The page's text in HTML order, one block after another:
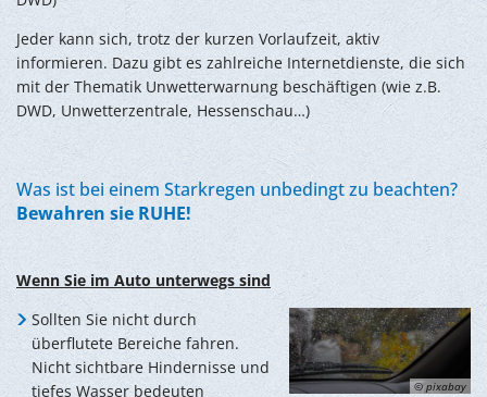
Jeder kann sich, trotz der kurzen Vorlaufzeit, aktiv
informieren. Dazu gibt es zahlreiche Internetdienste, die sich
mit der Thematik Unwetterwarnung beschäftigen (wie z.B.
DWD, Unwetterzentrale, Hessenschau…)
Was ist bei einem Starkregen unbedingt zu beachten?
Bewahren sie RUHE!
Wenn Sie im Auto unterwegs sind
© pixabay
Sollten Sie nicht durch
überflutete Bereiche fahren.
Nicht sichtbare Hindernisse und
tiefes Wasser bedeuten